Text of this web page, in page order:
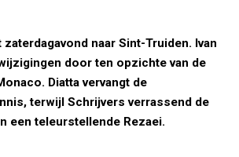
naar Sint-Truiden. Ivan
door ten opzichte van de
Diatta vervangt de
terwijl Schrijvers verrassend de
een teleurstellende Rezaei.